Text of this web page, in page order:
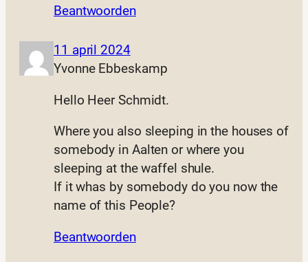
Beantwoorden
11 april 2024
Yvonne Ebbeskamp
Hello Heer Schmidt.
Where you also sleeping in the houses of
somebody in Aalten or where you
sleeping at the waffel shule.
If it whas by somebody do you now the
name of this People?
Beantwoorden